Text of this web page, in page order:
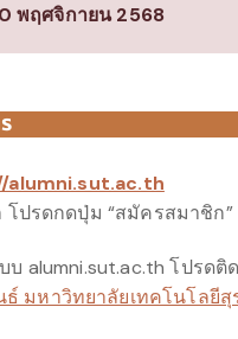
พฤศจิกายน 2568
ปรดกดปุ่ม “สมัครสมาชิก”
alumni.sut.ac.th โปรด
มหาวิทยาลัยเทคโนโลยีสุ